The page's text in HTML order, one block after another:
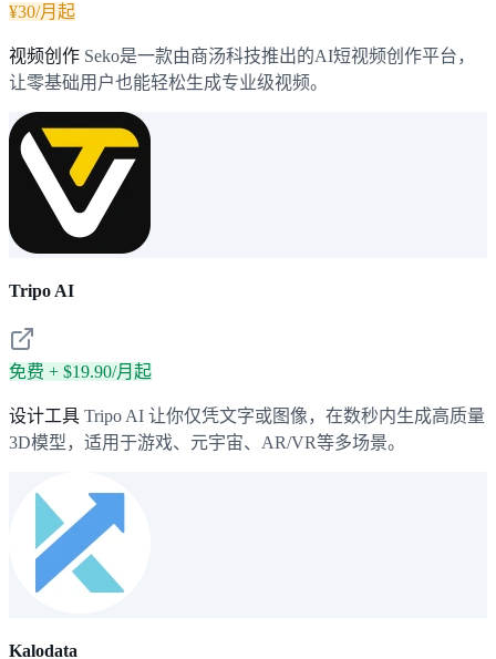
¥30/月起
视频创作 Seko是一款由商汤科技推出的AI短视频创作平台，
让零基础用户也能轻松生成专业级视频。
Tripo AI
免费 + $19.90/月起
设计工具 Tripo AI 让你仅凭文字或图像，在数秒内生成高质量
3D模型，适用于游戏、元宇宙、AR/VR等多场景。
Kalodata